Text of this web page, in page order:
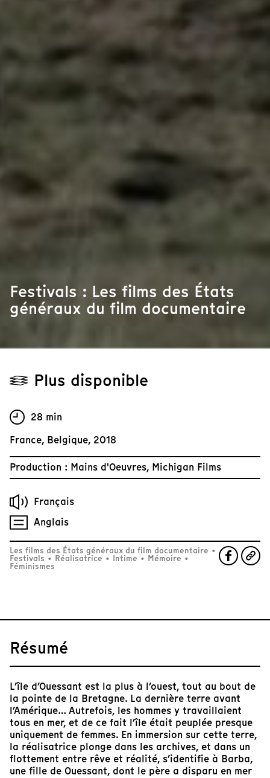
Festivals : Les films des États
généraux du film documentaire
Plus disponible
28 min
France, Belgique, 2018
Production : Mains d'Oeuvres, Michigan Films
Français
Anglais
Les films des États généraux du film documentaire •
Festivals • Réalisatrice • Intime • Mémoire •
Féminismes
Résumé
L’île d’Ouessant est la plus à l’ouest, tout au bout de
la pointe de la Bretagne. La dernière terre avant
l’Amérique… Autrefois, les hommes y travaillaient
tous en mer, et de ce fait l’île était peuplée presque
uniquement de femmes. En immersion sur cette terre,
la réalisatrice plonge dans les archives, et dans un
flottement entre rêve et réalité, s’identifie à Barba,
une fille de Ouessant, dont le père a disparu en mer